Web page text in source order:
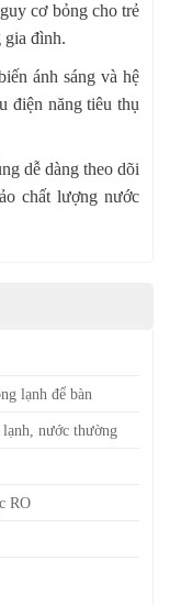
cơ bỏng cho trẻ
gia đình.
ánh sáng và hệ
điện năng tiêu thụ
dễ dàng theo dõi
chất lượng nước
lạnh để bàn
nước thường
RO